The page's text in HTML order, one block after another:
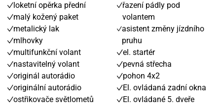
loketní opěrka přední
malý kožený paket
metalický lak
mlhovky
multifunkční volant
nastavitelný volant
originál autorádio
originální autorádio
ostřikovače světlometů
řazení pádly pod
volantem
asistent změny jízdního
pruhu
el. startér
pevná střecha
pohon 4x2
El. ovládaná zadní okna
El. ovládané 5. dveře